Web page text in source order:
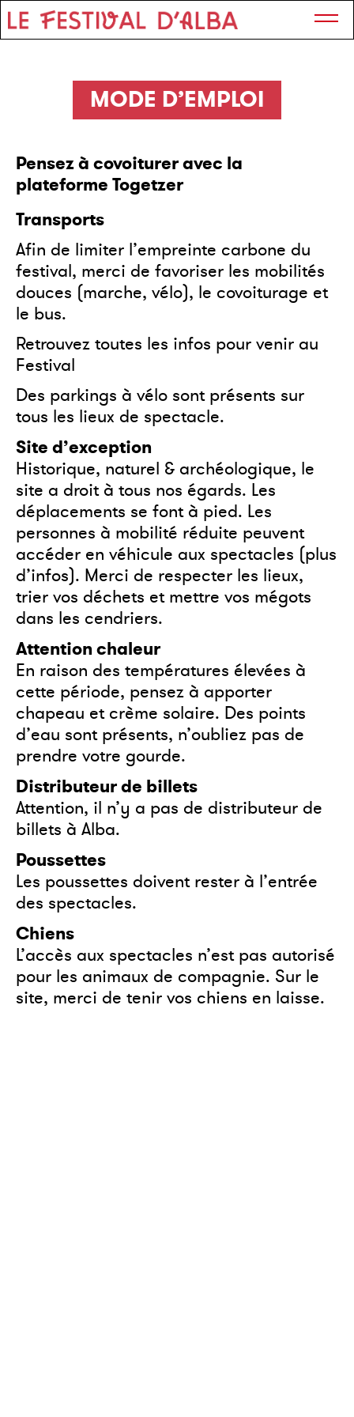
MODE D’EMPLOI
Pensez à covoiturer avec la
plateforme Togetzer
Transports
Afin de limiter l’empreinte carbone du
festival, merci de favoriser les mobilités
douces (marche, vélo), le covoiturage et
le bus.
Retrouvez toutes les infos pour venir au
Festival
Des parkings à vélo sont présents sur
tous les lieux de spectacle.
Site d’exception
Historique, naturel & archéologique, le
site a droit à tous nos égards. Les
déplacements se font à pied. Les
personnes à mobilité réduite peuvent
accéder en véhicule aux spectacles (plus
d’infos). Merci de respecter les lieux,
trier vos déchets et mettre vos mégots
dans les cendriers.
Attention chaleur
En raison des températures élevées à
cette période, pensez à apporter
chapeau et crème solaire. Des points
d’eau sont présents, n’oubliez pas de
prendre votre gourde.
Distributeur de billets
Attention, il n’y a pas de distributeur de
billets à Alba.
Poussettes
Les poussettes doivent rester à l’entrée
des spectacles.
Chiens
L’accès aux spectacles n’est pas autorisé
pour les animaux de compagnie. Sur le
site, merci de tenir vos chiens en laisse.